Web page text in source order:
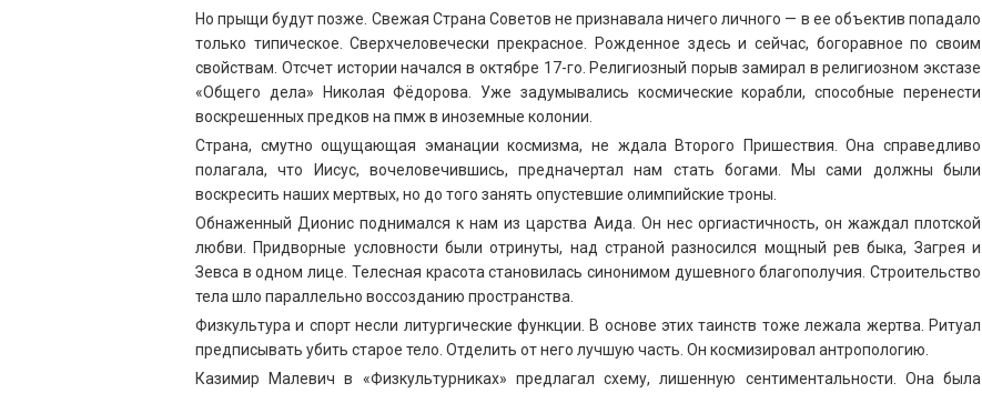
Но прыщи будут позже. Свежая Страна Советов не признавала ничего личного — в ее объектив попадало
только типическое. Сверхчеловечески прекрасное. Рожденное здесь и сейчас, богоравное по своим
свойствам. Отсчет истории начался в октябре 17-го. Религиозный порыв замирал в религиозном экстазе
«Общего дела» Николая Фёдорова. Уже задумывались космические корабли, способные перенести
воскрешенных предков на пмж в иноземные колонии.
Страна, смутно ощущающая эманации космизма, не ждала Второго Пришествия. Она справедливо
полагала, что Иисус, вочеловечившись, предначертал нам стать богами. Мы сами должны были
воскресить наших мертвых, но до того занять опустевшие олимпийские троны.
Обнаженный Дионис поднимался к нам из царства Аида. Он нес оргиастичность, он жаждал плотской
любви. Придворные условности были отринуты, над страной разносился мощный рев быка, Загрея и
Зевса в одном лице. Телесная красота становилась синонимом душевного благополучия. Строительство
тела шло параллельно воссозданию пространства.
Физкультура и спорт несли литургические функции. В основе этих таинств тоже лежала жертва. Ритуал
предписывать убить старое тело. Отделить от него лучшую часть. Он космизировал антропологию.
Казимир Малевич в «Физкультурниках» предлагал схему, лишенную сентиментальности. Она была